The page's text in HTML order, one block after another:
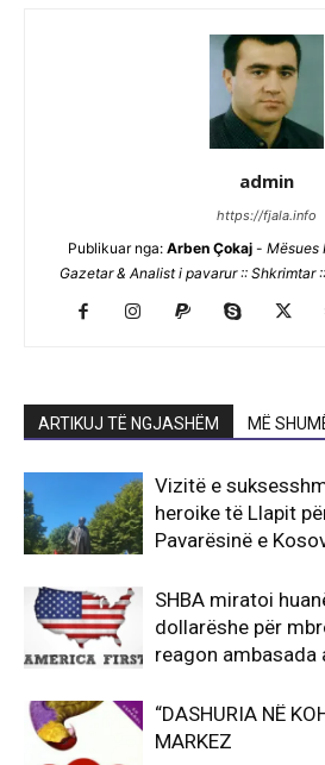
admin
https://fjala.info
Publikuar nga: Arben Çokaj - Mësues
Gazetar & Analist i pavarur :: Shkrimtar
ARTIKUJ TË NGJASHËM MË
Vizitë e
heroike të Llapit
Pavarësinë e
SHBA miratoi
dollarëshe për
reagon ambasada
“DASHURIA NË
MARKEZ